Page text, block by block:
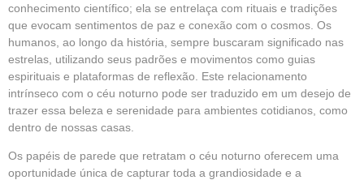
conhecimento científico; ela se entrelaça com rituais e tradições
que evocam sentimentos de paz e conexão com o cosmos. Os
humanos, ao longo da história, sempre buscaram significado nas
estrelas, utilizando seus padrões e movimentos como guias
espirituais e plataformas de reflexão. Este relacionamento
intrínseco com o céu noturno pode ser traduzido em um desejo de
trazer essa beleza e serenidade para ambientes cotidianos, como
dentro de nossas casas.
Os papéis de parede que retratam o céu noturno oferecem uma
oportunidade única de capturar toda a grandiosidade e a